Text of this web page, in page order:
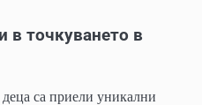
в точкуването в
са приели уникални